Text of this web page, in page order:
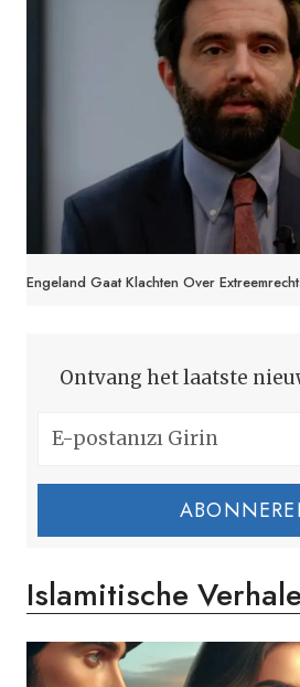
Engeland Gaat Klachten Over
Ontvang het laatste
Islamitische